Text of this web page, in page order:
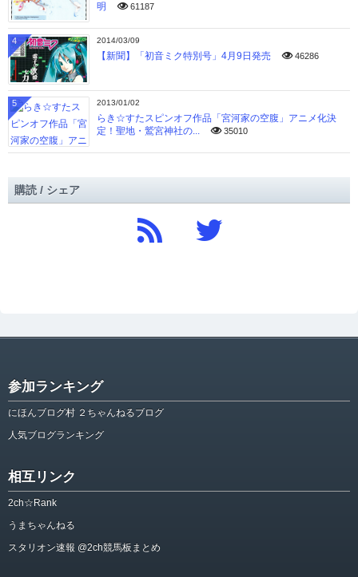
明
61187
2014/03/09
【新聞】「初音ミク特別号」4月9日発売 46286
4
2013/01/02
らき☆すたスピンオフ作品「宮河家の空腹」アニメ化決
定！聖地・鷲宮神社の...
35010
5
購読 / シェア
参加ランキング
にほんブログ村 ２ちゃんねるブログ
人気ブログランキング
相互リンク
2ch☆Rank
うまちゃんねる
スタリオン速報 @2ch競馬板まとめ